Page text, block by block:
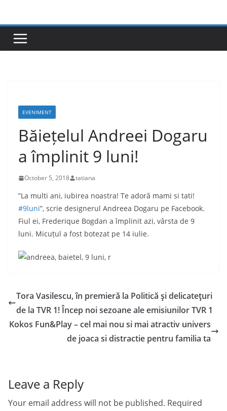
content
EVENIMENT
Băiețelul Andreei Dogaru
a împlinit 9 luni!
October 5, 2018 tatiana
”La multi ani, iubirea noastra! Te adoră mami si tati!
#9luni”, scrie designerul Andreea Dogaru pe Facebook.
Fiul ei, Frederique Bogdan a împlinit azi, vârsta de 9
luni. Micuțul a fost botezat pe 14 iulie.
Tora Vasilescu, în premieră la Politică şi delicateţuri
de la TVR 1! Încep noi sezoane ale emisiunilor TVR 1
Kokos Fun&Play – cel mai nou si mai atractiv univers
de joaca si distractie pentru familia ta
Leave a Reply
Your email address will not be published. Required